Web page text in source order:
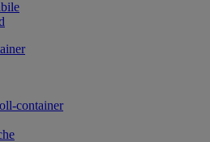
container